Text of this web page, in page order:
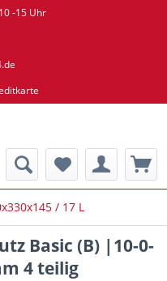
-15 Uhr
/ 17 L
Basic (B) |10-0-
4 teilig